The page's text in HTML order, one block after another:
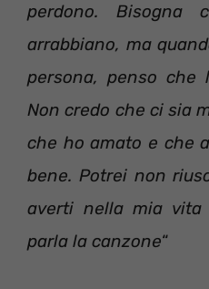
perdono.
arrabbiano, ma
persona, penso che
Non credo che ci sia
che ho amato e che
bene. Potrei non
averti nella mia
parla la canzone“